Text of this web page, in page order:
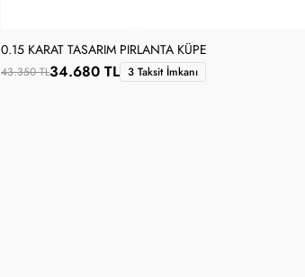
0.15 KARAT TASARIM PIRLANTA KÜPE
43.350 TL34.680 TL 3 Taksit İmkanı